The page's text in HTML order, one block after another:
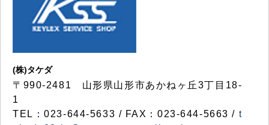
(株)タケダ
〒990-2481 山形県山形市あかねヶ丘3丁目18-
1
TEL：023-644-5633 / FAX：023-644-5663 / t